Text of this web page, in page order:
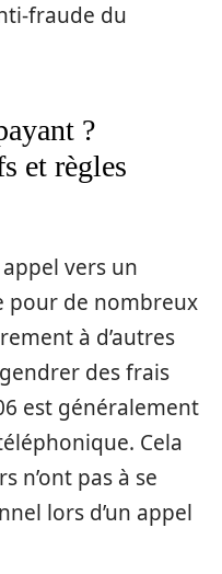
fraude du
?
et règles
vers un
pour de nombreux
à d’autres
des frais
est généralement
Cela
n’ont pas à se
lors d’un appel